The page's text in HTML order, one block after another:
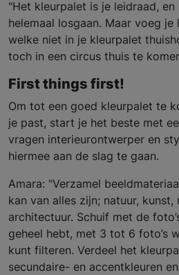
"Het kleurpalet is je leidraad, en
helemaal losgaan. Maar voeg
welke niet in je kleurpalet
toch in een circus thuis te
First things first!
Om tot een goed kleurpalet te
je past, start je het beste met
vragen interieurontwerper en
hiermee aan de slag te gaan.
Amara: "Verzamel
kan van alles zijn; natuur,
architectuur. Schuif met de
geheel hebt, met 3 tot 6 foto’s
kunt filteren. Verdeel het
secundaire- en accentkleuren